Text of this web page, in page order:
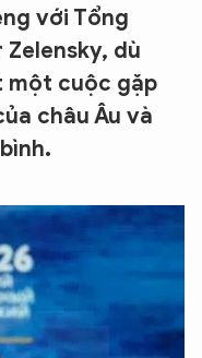
với Tổng
dù
một cuộc gặp
châu Âu và